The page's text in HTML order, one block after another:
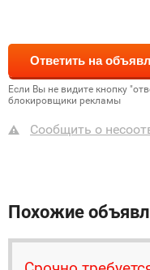
Если Вы не видите кнопку
блокировщики рекламы
Сообщить о
Похожие